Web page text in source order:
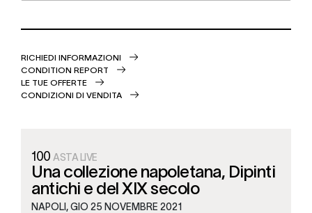
RICHIEDI INFORMAZIONI
CONDITION REPORT
LE TUE OFFERTE
CONDIZIONI DI VENDITA
100 ASTA LIVE
Una collezione napoletana, Dipinti
antichi e del XIX secolo
NAPOLI, GIO 25 NOVEMBRE 2021